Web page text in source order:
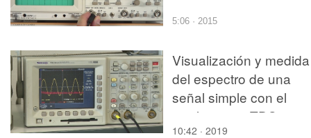
5:06 · 2015
Visualización y medida
del espectro de una
señal simple con el
osciloscopio TDS 3012
10:42 · 2019